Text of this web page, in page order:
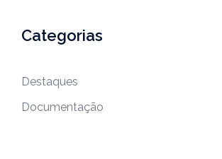
Categorias
Destaques
Documentação